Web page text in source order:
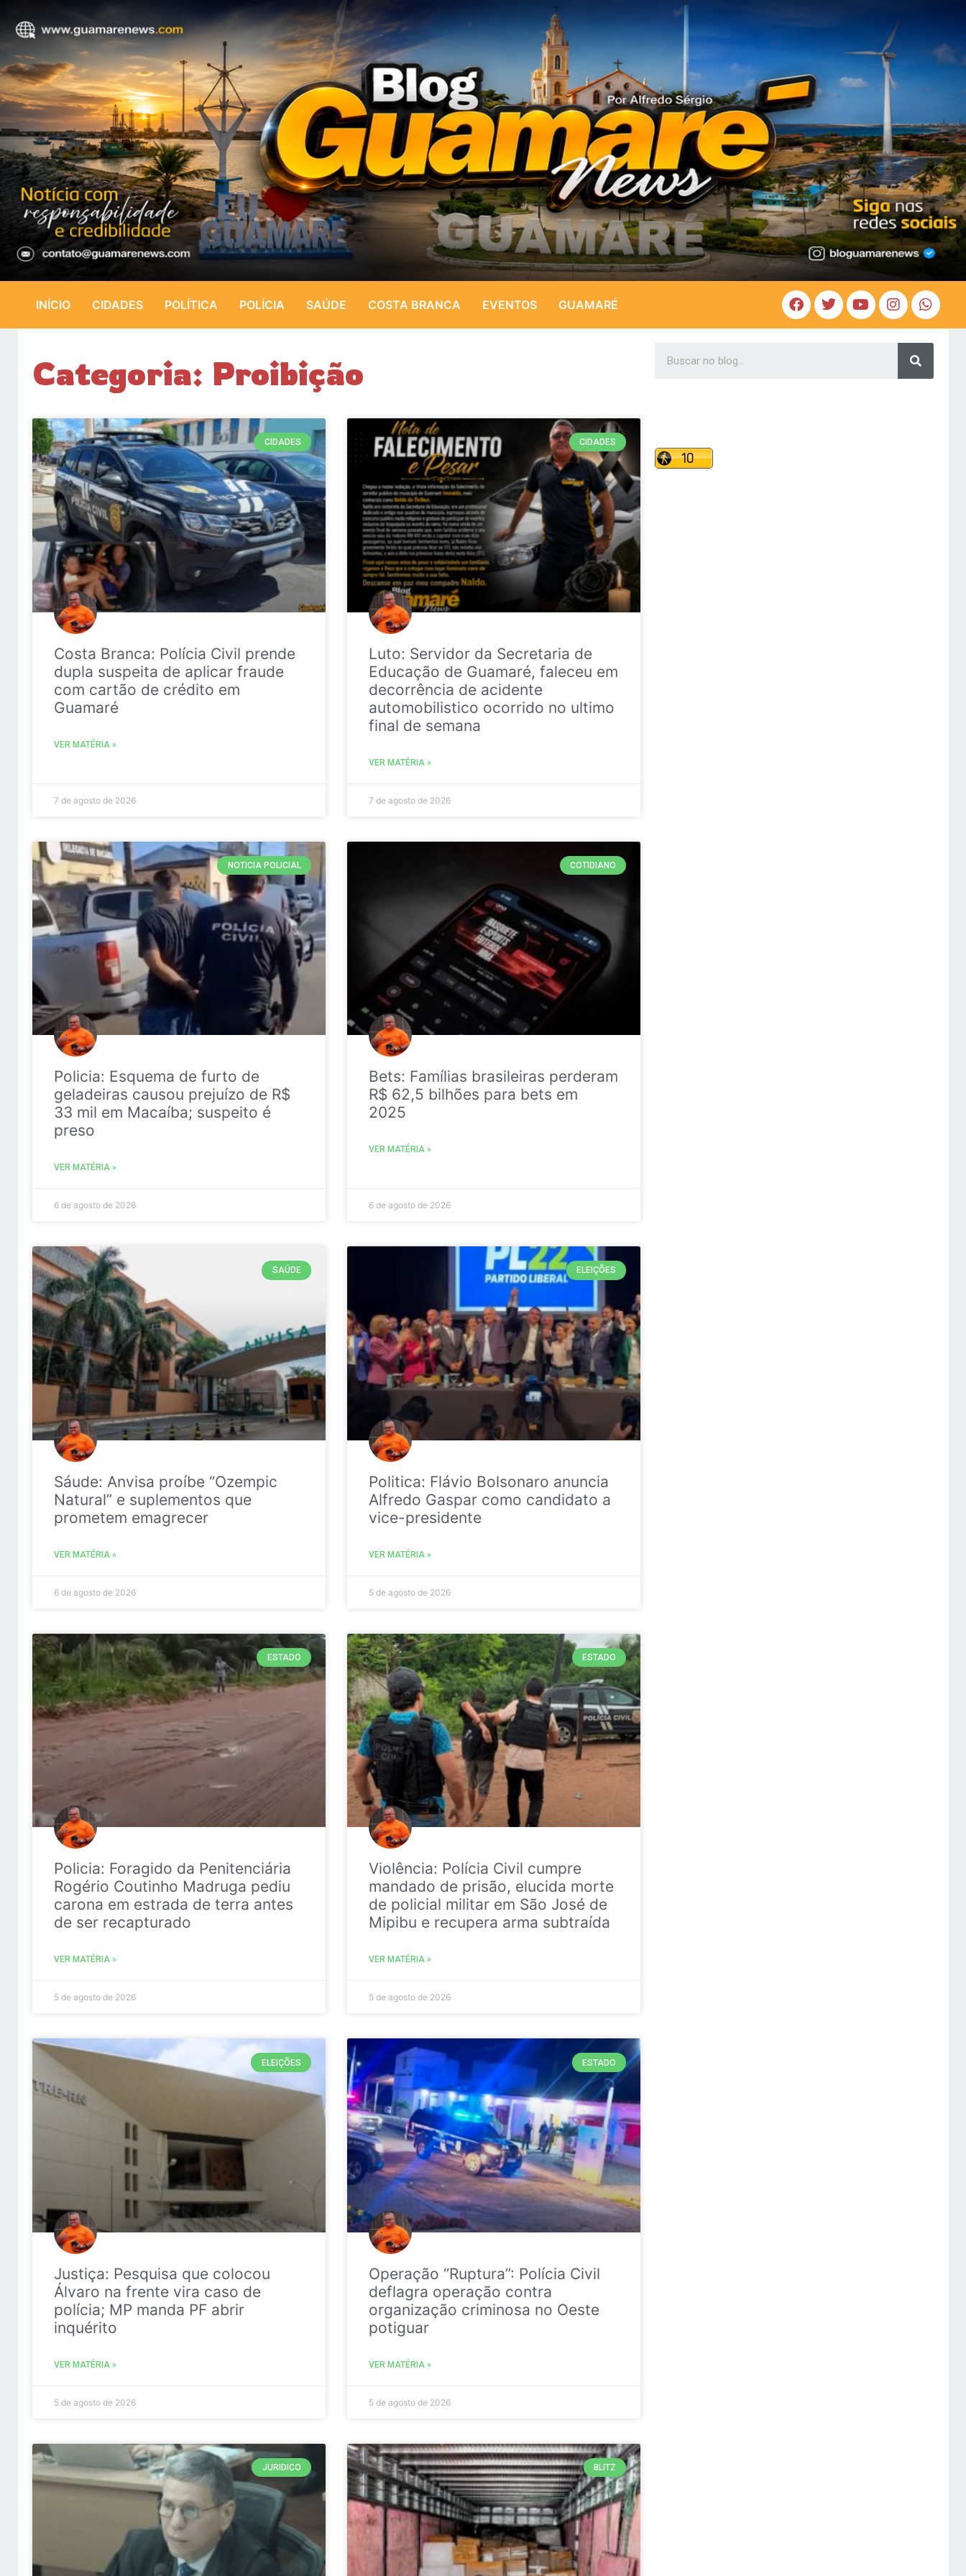
INÍCIO CIDADES POLÍTICA POLÍCIA SAÚDE COSTA BRANCA EVENTOS GUAMARÉ
Categoria: Proibição
CIDADES
Costa Branca: Polícia Civil prende
dupla suspeita de aplicar fraude
com cartão de crédito em
Guamaré
VER MATÉRIA »
7 de agosto de 2026
CIDADES
Luto: Servidor da Secretaria de
Educação de Guamaré, faleceu em
decorrência de acidente
automobilistico ocorrido no ultimo
final de semana
VER MATÉRIA »
7 de agosto de 2026
NOTICIA POLICIAL
Policia: Esquema de furto de
geladeiras causou prejuízo de R$
33 mil em Macaíba; suspeito é
preso
VER MATÉRIA »
6 de agosto de 2026
COTIDIANO
Bets: Famílias brasileiras perderam
R$ 62,5 bilhões para bets em
2025
VER MATÉRIA »
6 de agosto de 2026
SAÚDE
Sáude: Anvisa proíbe “Ozempic
Natural” e suplementos que
prometem emagrecer
VER MATÉRIA »
6 de agosto de 2026
ELEIÇÕES
Politica: Flávio Bolsonaro anuncia
Alfredo Gaspar como candidato a
vice-presidente
VER MATÉRIA »
5 de agosto de 2026
ESTADO
Policia: Foragido da Penitenciária
Rogério Coutinho Madruga pediu
carona em estrada de terra antes
de ser recapturado
VER MATÉRIA »
5 de agosto de 2026
ESTADO
Violência: Polícia Civil cumpre
mandado de prisão, elucida morte
de policial militar em São José de
Mipibu e recupera arma subtraída
VER MATÉRIA »
5 de agosto de 2026
ELEIÇÕES
Justiça: Pesquisa que colocou
Álvaro na frente vira caso de
polícia; MP manda PF abrir
inquérito
VER MATÉRIA »
5 de agosto de 2026
ESTADO
Operação “Ruptura”: Polícia Civil
deflagra operação contra
organização criminosa no Oeste
potiguar
VER MATÉRIA »
5 de agosto de 2026
JURIDICO BLITZ